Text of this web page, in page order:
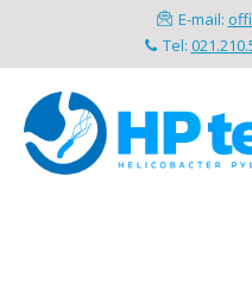
E-mail:
Tel: